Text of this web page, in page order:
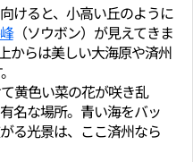
けると、小高い丘のように
（ソウボン）が見えてきま
からは美しい大海原や済州
黄色い菜の花が咲き乱
名な場所。青い海をバッ
る光景は、ここ済州なら